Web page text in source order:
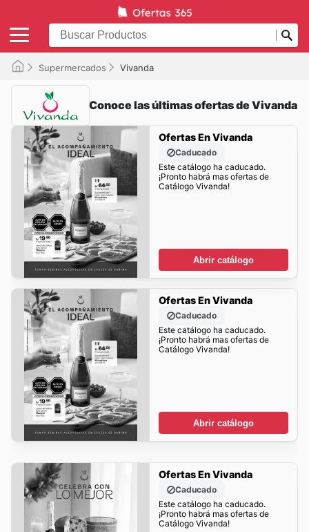
Supermercados Vivanda
Conoce las últimas ofertas de Vivanda
Ofertas En Vivanda
Caducado
Este catálogo ha caducado.
¡Pronto habrá mas ofertas de
Catálogo Vivanda!
Abrir catálogo
Ofertas En Vivanda
Caducado
Este catálogo ha caducado.
¡Pronto habrá mas ofertas de
Catálogo Vivanda!
Abrir catálogo
Ofertas En Vivanda
Caducado
Este catálogo ha caducado.
¡Pronto habrá mas ofertas de
Catálogo Vivanda!